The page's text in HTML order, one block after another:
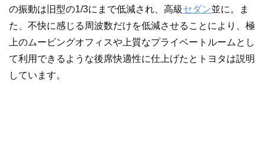
の振動は旧型の1/3にまで低減され、高級セダン並に。ま
た、不快に感じる周波数だけを低減させることにより、極
上のムービングオフィスや上質なプライベートルームとし
て利用できるような後席快適性に仕上げたとトヨタは説明
しています。